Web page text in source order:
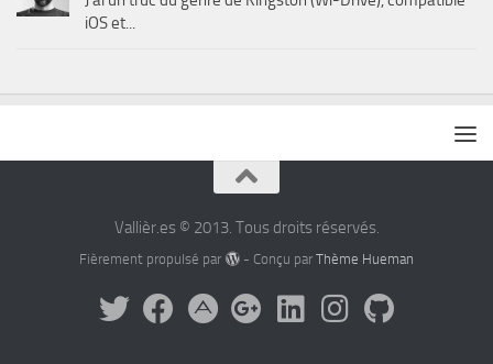
iOS et...
Vallièr.es © 2013. Tous droits réservés.
Fièrement propulsé par - Conçu par Thème Hueman